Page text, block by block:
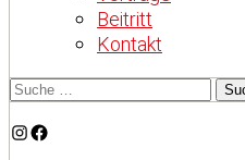
Beitritt
Kontakt
Instagram
Facebook